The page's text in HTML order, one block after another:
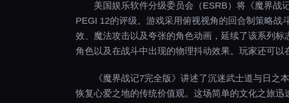
美国娱乐软件分级委员会（ESRB）将《魔界战
PEGI 12的评级。游戏采用俯视视角的回合制策略
效、魔法攻击以及夸张的角色动画，延续了该系列
角色以及在战斗中出现的物理抖动效果。玩家还可以
《魔界战记7完全版》讲述了沉迷武士道与日之
恢复心爱之地的传统价值观。这场简单的文化之旅